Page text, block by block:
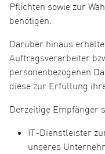
Pflichten sowie zur
benötigen.
Darüber hinaus
Auftragsverarbeiter
personenbezogenen
diese zur Erfüllung
Derzeitige Empfänger
IT-Dienstleister
unseres